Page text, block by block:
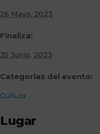
26 Mayo, 2023
Finaliza:
25 Junio, 2023
Categorias del evento:
Cultura
Lugar